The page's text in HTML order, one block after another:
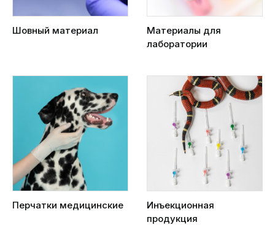
Шовный материал
Материалы для
лаборатории
Перчатки медицинские
Инъекционная
продукция